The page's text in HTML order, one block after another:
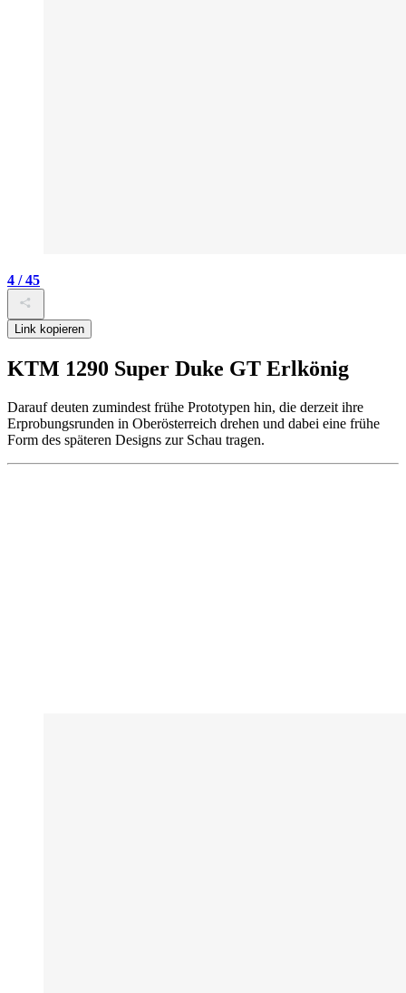
4 / 45
Link kopieren
KTM 1290 Super Duke GT Erlkönig
Darauf deuten zumindest frühe Prototypen hin, die derzeit ihre
Erprobungsrunden in Oberösterreich drehen und dabei eine frühe
Form des späteren Designs zur Schau tragen.